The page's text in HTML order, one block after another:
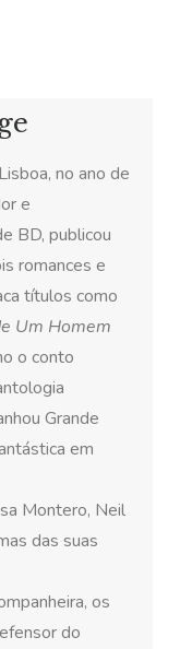
no ano de
e
BD, publicou
romances e
títulos como
Um Homem
o conto
Grande
em
Montero, Neil
das suas
os
do